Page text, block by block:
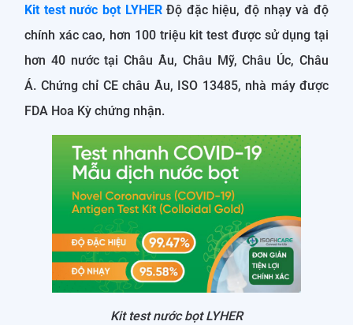
Kit test nước bọt LYHERĐộ đặc hiệu, độ nhạy và độ
chính xác cao, hơn 100 triệu kit test được sử dụng tại
hơn 40 nước tại Châu Âu, Châu Mỹ, Châu Úc, Châu
Á. Chứng chỉ CE châu Âu, ISO 13485, nhà máy được
FDA Hoa Kỳ chứng nhận.
Kit test nước bọt LYHER